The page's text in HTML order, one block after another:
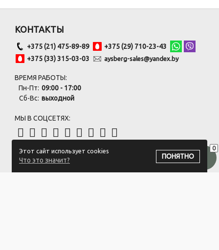
0
Этот сайт использует cookies
Что это значит?
ПОНЯТНО
КОНТАКТЫ
+375 (21) 475-89-89
+375 (29) 710-23-43
+375 (33) 315-03-03
aysberg-sales@yandex.by
ВРЕМЯ РАБОТЫ:
Пн-Пт: 09:00 - 17:00
Сб-Вс: выходной
МЫ В СОЦСЕТЯХ:
ПОДПИСАТЬСЯ НА РАССЫЛКУ